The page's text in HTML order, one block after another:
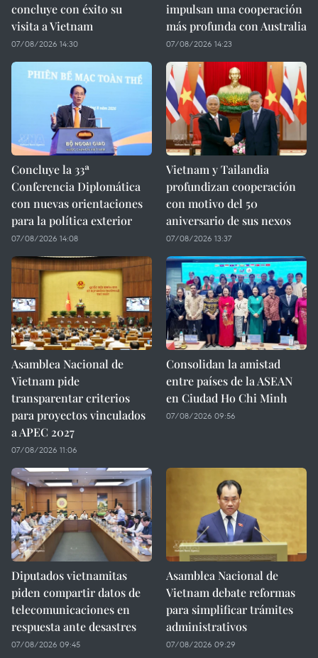
concluye con éxito su
visita a Vietnam
07/08/2026 14:30
impulsan una cooperación
más profunda con Australia
07/08/2026 14:23
Concluye la 33ª
Conferencia Diplomática
con nuevas orientaciones
para la política exterior
07/08/2026 14:08
Vietnam y Tailandia
profundizan cooperación
con motivo del 50
aniversario de sus nexos
07/08/2026 13:37
Asamblea Nacional de
Vietnam pide
transparentar criterios
para proyectos vinculados
a APEC 2027
07/08/2026 11:06
Consolidan la amistad
entre países de la ASEAN
en Ciudad Ho Chi Minh
07/08/2026 09:56
Diputados vietnamitas
piden compartir datos de
telecomunicaciones en
respuesta ante desastres
07/08/2026 09:45
Asamblea Nacional de
Vietnam debate reformas
para simplificar trámites
administrativos
07/08/2026 09:29